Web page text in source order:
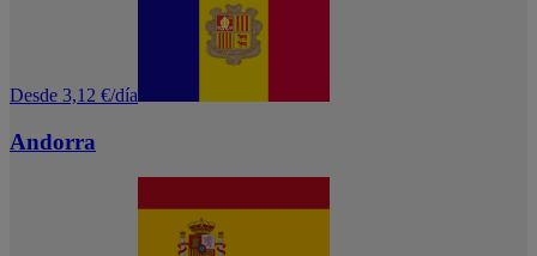
Desde 3,12 €/día
Andorra